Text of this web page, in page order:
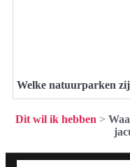
Welke natuurparken
Dit wil ik hebben >